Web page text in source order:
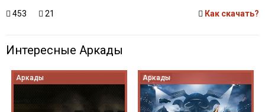
453 21 Как скачать?
Интересные Аркады
Аркады Аркады